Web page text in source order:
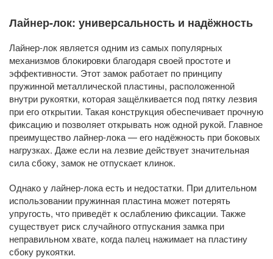
Лайнер-лок: универсальность и надёжность
Лайнер-лок является одним из самых популярных
механизмов блокировки благодаря своей простоте и
эффективности. Этот замок работает по принципу
пружинной металлической пластины, расположенной
внутри рукоятки, которая защёлкивается под пятку лезвия
при его открытии. Такая конструкция обеспечивает прочную
фиксацию и позволяет открывать нож одной рукой. Главное
преимущество лайнер-лока — его надёжность при боковых
нагрузках. Даже если на лезвие действует значительная
сила сбоку, замок не отпускает клинок.
Однако у лайнер-лока есть и недостатки. При длительном
использовании пружинная пластина может потерять
упругость, что приведёт к ослаблению фиксации. Также
существует риск случайного отпускания замка при
неправильном хвате, когда палец нажимает на пластину
сбоку рукоятки.